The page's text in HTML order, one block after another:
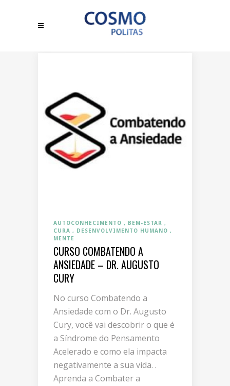
AUTOCONHECIMENTO
BEM-ESTAR
CURA
DESENVOLVIMENTO HUMANO
MENTE
CURSO COMBATENDO A
ANSIEDADE – DR. AUGUSTO
CURY
No curso Combatendo a
Ansiedade com o Dr. Augusto
Cury, você vai descobrir o que é
a Síndrome do Pensamento
Acelerado e como ela impacta
negativamente a sua vida. .
Aprenda a Combater a